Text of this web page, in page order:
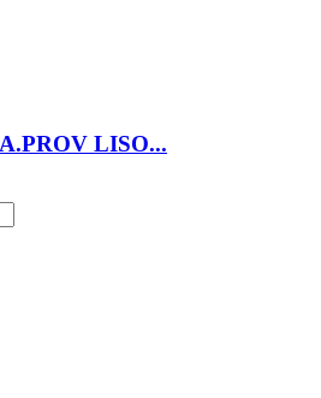
LISO...